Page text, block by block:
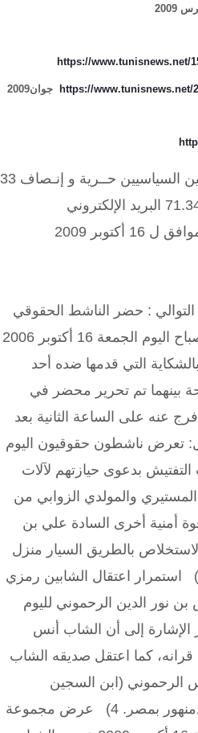
2009
https://www.tunisnews.net/
جوان2009 https://www.tunisnews.net/
السياسيين حــرية و إنـصاف 33
نهج المختار عطية 1001 تونس الهاتف / الفاكس : 71.340.860 البريد الإلكتروني
حضر الناشط الحقوقي
السيد زهير مخلوف كما كان متوقعا على الساعة الحادية عشرة من صباح اليوم الجمعة 16 أكتوبر 2006
التي قدمها ضده أحد
بينهما تم تحرير محضر في
عنه على الساعة الثانية بعد
تعرض ناشطون حقوقيون اليوم
وطلب التفتيش بدعوى حيازتهم لآلات
والمولدي الزوابي من
أمنية أخرى السادة علي بن
بالطريق السيار منزل
3) استمرار اعتقال الشابين رمزي
نور الدين الرحموني لليوم
الإشارة إلى أن الشاب أنس
قرانه، كما اعتقل صديقه الشاب
الرحموني (ابن السجين
بمصر.
4) عرض مجموعة